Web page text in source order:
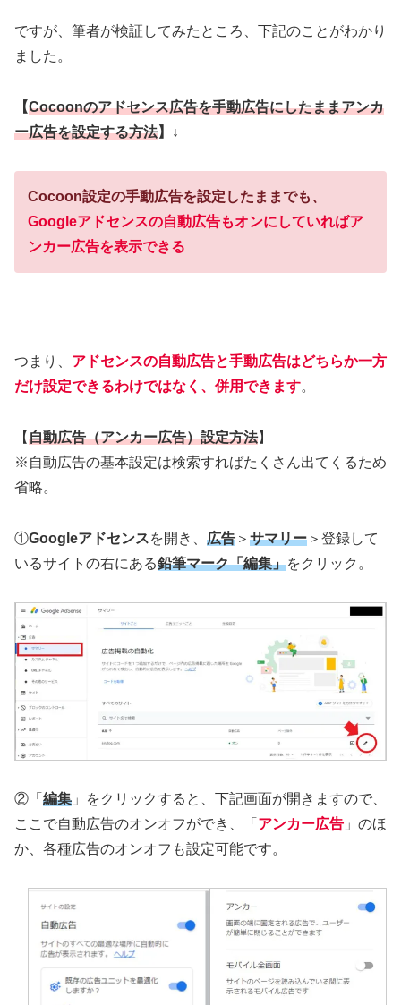
ですが、筆者が検証してみたところ、下記のことがわかり
ました。
【Cocoonのアドセンス広告を手動広告にしたままアンカ
ー広告を設定する方法】↓
Cocoon設定の手動広告を設定したままでも、
Googleアドセンスの自動広告もオンにしていればア
ンカー広告を表示できる
つまり、 アドセンスの自動広告と手動広告はどちらか一方
だけ設定できるわけではなく、併用できます。
【自動広告（アンカー広告）設定方法】
※自動広告の基本設定は検索すればたくさん出てくるため
省略。
①Googleアドセンスを開き、 広告 ＞ サマリー ＞登録して
いるサイトの右にある鉛筆マーク「編集」をクリック。
②「 編集 」をクリックすると、下記画面が開きますので、
ここで自動広告のオンオフができ、「 アンカー広告 」のほ
か、各種広告のオンオフも設定可能です。